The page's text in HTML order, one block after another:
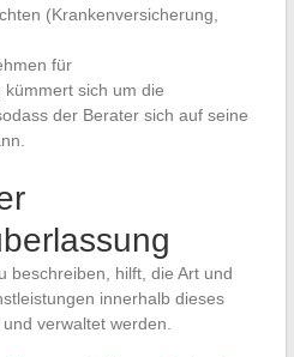
(Krankenversicherung,
für
sich um die
der Berater sich auf seine
beschreiben, hilft, die Art und
innerhalb dieses
verwaltet werden.